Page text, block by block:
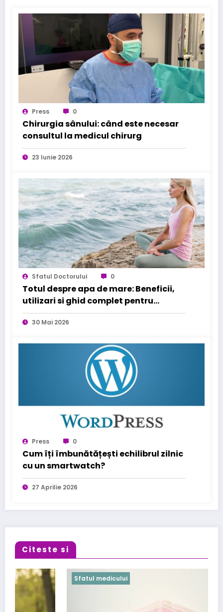
Press 0
Chirurgia sânului: când este necesar
consultul la medicul chirurg
23 Iunie 2026
Sfatul Doctorului 0
Totul despre apa de mare: Beneficii,
utilizari si ghid complet pentru
sanatatea familiei tale
30 Mai 2026
Press 0
Cum îți îmbunătățești echilibrul zilnic
cu un smartwatch?
27 Aprilie 2026
Citeste si
Sfatul medicului